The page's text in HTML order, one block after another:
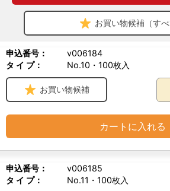
お買い物候補（すべ
申込番号：
v006184
タ イ プ：
No.10・100枚入
お買い物候補
カートに入れる
申込番号：
v006185
タ イ プ：
No.11・100枚入